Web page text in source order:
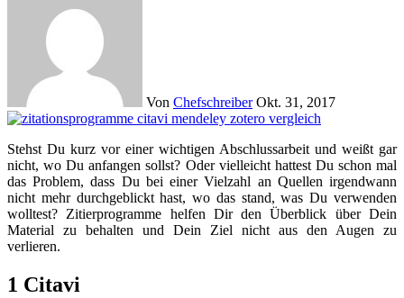
Von Chefschreiber Okt. 31, 2017
Stehst Du kurz vor einer wichtigen Abschlussarbeit und weißt gar
nicht, wo Du anfangen sollst? Oder vielleicht hattest Du schon mal
das Problem, dass Du bei einer Vielzahl an Quellen irgendwann
nicht mehr durchgeblickt hast, wo das stand, was Du verwenden
wolltest? Zitierprogramme helfen Dir den Überblick über Dein
Material zu behalten und Dein Ziel nicht aus den Augen zu
verlieren.
1 Citavi